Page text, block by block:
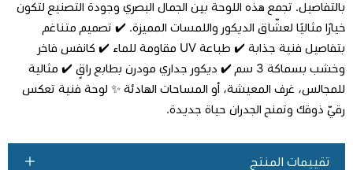
بالتفاصيل. تجمع هذه اللوحة بين الجمال البصري وجودة التصنيع لتكون
خيارًا مثاليًا لعشّاق الديكور واللمسات المميزة. ✔️ تصميم متناغم
بتفاصيل فنية جذابة ✔️ طباعة UV مقاومة للماء ✔️ كانفس فاخر
وخشب بسماكة 3 سم ✔️ ديكور جداري مودرن بطابع راقٍ ✔️ مثالية
للمجالس، غرف المعيشة، أو المساحات الهادئة ✨ لوحة فنية تعكس
رقيّ ذوقك وتمنح الجدران حياة جديدة.
تقييمات المنتج